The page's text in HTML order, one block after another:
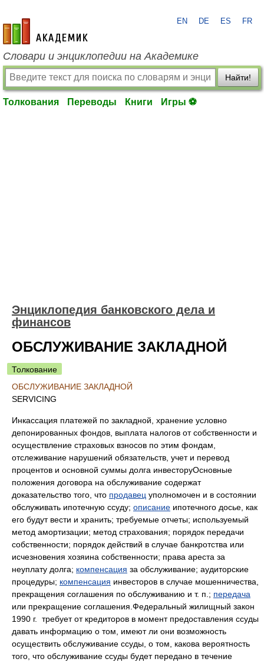
academic.ru
EN DE ES FR
Словари и энциклопедии на Академике
Найти!
Толкования Переводы Книги Игры ⚽
Энциклопедия банковского дела и
финансов
ОБСЛУЖИВАНИЕ ЗАКЛАДНОЙ
Толкование
ОБСЛУЖИВАНИЕ ЗАКЛАДНОЙ
SERVICING
Инкассация платежей по закладной, хранение условно
депонированных фондов, выплата налогов от собственности и
осуществление страховых взносов по этим фондам,
отслеживание нарушений обязательств, учет и перевод
процентов и основной суммы долга инвесторуОсновные
положения договора на обслуживание содержат
доказательство того, что продавец уполномочен и в состоянии
обслуживать ипотечную ссуду; описание ипотечного досье, как
его будут вести и хранить; требуемые отчеты; используемый
метод амортизации; метод страхования; порядок передачи
собственности; порядок действий в случае банкротства или
исчезновения хозяина собственности; права ареста за
неуплату долга; компенсация за обслуживание; аудиторские
процедуры; компенсация инвесторов в случае мошенничества,
прекращения соглашения по обслуживанию и т. п.; передача
или прекращение соглашения.Федеральный жилищный закон
1990 г. требует от кредиторов в момент предоставления ссуды
давать информацию о том, имеют ли они возможность
осуществить обслуживание ссуды, о том, какова вероятность
того, что обслуживание ссуды будет передано в течение